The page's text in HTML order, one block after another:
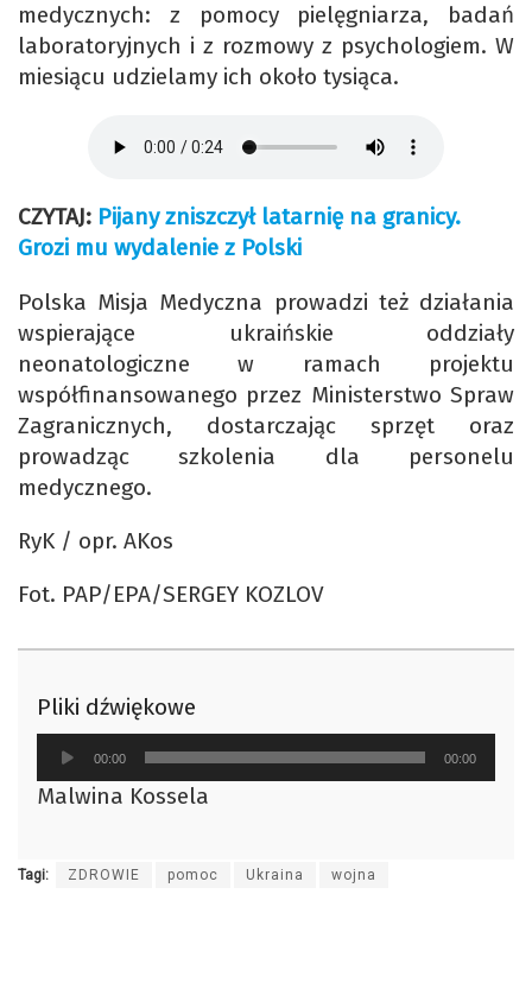
medycznych: z pomocy pielęgniarza, badań
laboratoryjnych i z rozmowy z psychologiem. W
miesiącu udzielamy ich około tysiąca.
CZYTAJ: Pijany zniszczył latarnię na granicy.
Grozi mu wydalenie z Polski
Polska Misja Medyczna prowadzi też działania
wspierające ukraińskie oddziały
neonatologiczne w ramach projektu
współfinansowanego przez Ministerstwo Spraw
Zagranicznych, dostarczając sprzęt oraz
prowadząc szkolenia dla personelu
medycznego.
RyK / opr. AKos
Fot. PAP/EPA/SERGEY KOZLOV
Pliki dźwiękowe
Odtwarzacz
plików
dźwiękowych
00:00 00:00
Malwina Kossela
Tagi: ZDROWIE pomoc Ukraina wojna